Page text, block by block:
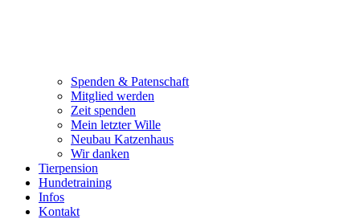
Spenden & Patenschaft
Mitglied werden
Zeit spenden
Mein letzter Wille
Neubau Katzenhaus
Wir danken
Tierpension
Hundetraining
Infos
Kontakt